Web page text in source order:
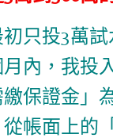
只投3萬
內，我投
保證金」
帳面上的